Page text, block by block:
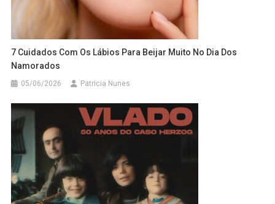
7 Cuidados Com Os Lábios Para Beijar Muito No Dia Dos
Namorados
05/06/2026 Patricia Nunes